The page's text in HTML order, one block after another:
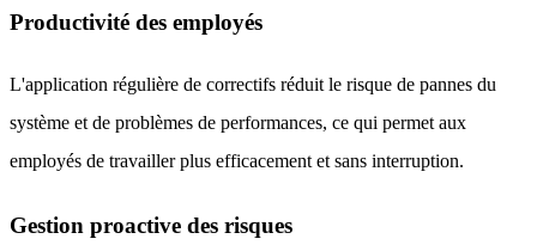
Productivité des employés
L'application régulière de correctifs réduit le risque de pannes du
système et de problèmes de performances, ce qui permet aux
employés de travailler plus efficacement et sans interruption.
Gestion proactive des risques